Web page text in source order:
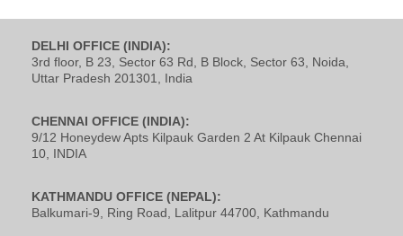
DELHI OFFICE (INDIA):
3rd floor, B 23, Sector 63 Rd, B Block, Sector 63, Noida,
Uttar Pradesh 201301, India
CHENNAI OFFICE (INDIA):
9/12 Honeydew Apts Kilpauk Garden 2 At Kilpauk Chennai
10, INDIA
KATHMANDU OFFICE (NEPAL):
Balkumari-9, Ring Road, Lalitpur 44700, Kathmandu